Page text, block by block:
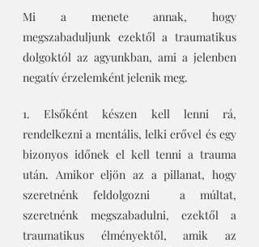
Mi a menete annak, hogy
megszabaduljunk ezektől a traumatikus
dolgoktól az agyunkban, ami a jelenben
negatív érzelemként jelenik meg.
1. Elsőként készen kell lenni rá,
rendelkezni a mentális, lelki erővel és egy
bizonyos időnek el kell tenni a trauma
után. Amikor eljön az a pillanat, hogy
szeretnénk feldolgozni  a múltat,
szeretnénk megszabadulni, ezektől a
traumatikus élményektől, amik az